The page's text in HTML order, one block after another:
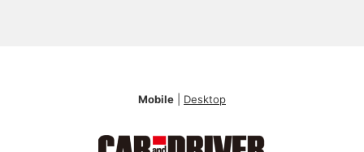
Mobile Desktop